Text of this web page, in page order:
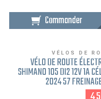
Commander
VÉLOS DE
VÉLO DE ROUTE
SHIMANO 105 DI2 12V 1A
2024 57